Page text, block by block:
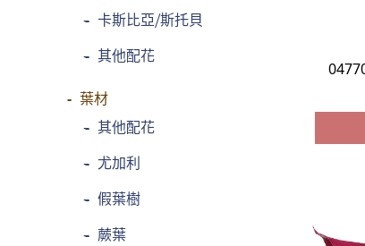
- 卡斯比亞⧸斯托貝
- 其他配花
葉材
- 其他配花
- 尤加利
- 假葉樹
- 蕨葉